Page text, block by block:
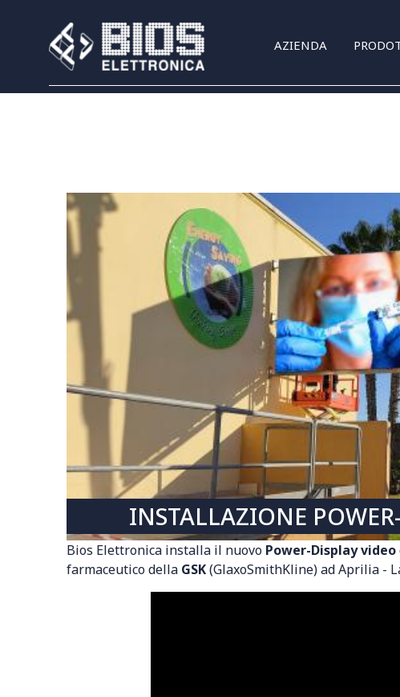
AZIENDA
INSTALLAZIONE
Bios Elettronica installa il nuovo Power-Display video
farmaceutico della GSK(GlaxoSmithKline) ad Aprilia -